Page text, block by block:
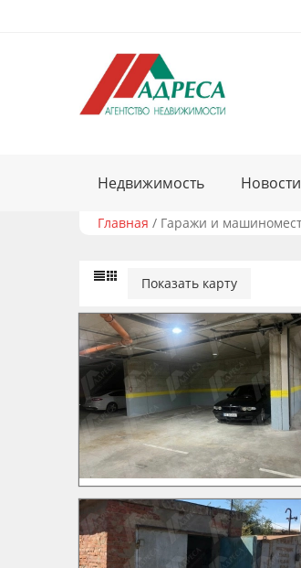
Недвижимость Новости
Главная / Гаражи и
Показать карту